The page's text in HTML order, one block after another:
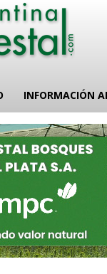
INFORMACIÓN